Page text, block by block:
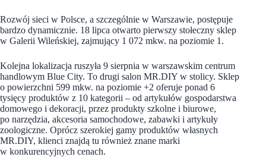
Rozwój sieci w Polsce, a szczególnie w Warszawie, postępuje
bardzo dynamicznie. 18 lipca otwarto pierwszy stołeczny sklep
w Galerii Wileńskiej, zajmujący 1 072 mkw. na poziomie 1.
Kolejna lokalizacja ruszyła 9 sierpnia w warszawskim centrum
handlowym Blue City. To drugi salon MR.DIY w stolicy. Sklep
o powierzchni 599 mkw. na poziomie +2 oferuje ponad 6
tysięcy produktów z 10 kategorii – od artykułów gospodarstwa
domowego i dekoracji, przez produkty szkolne i biurowe,
po narzędzia, akcesoria samochodowe, zabawki i artykuły
zoologiczne. Oprócz szerokiej gamy produktów własnych
MR.DIY, klienci znajdą tu również znane marki
w konkurencyjnych cenach.